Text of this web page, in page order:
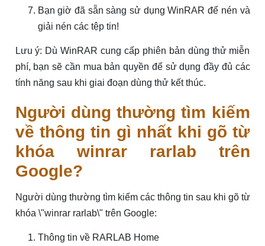
Bạn giờ đã sẵn sàng sử dụng WinRAR để nén và
giải nén các tệp tin!
Lưu ý: Dù WinRAR cung cấp phiên bản dùng thử miễn
phí, bạn sẽ cần mua bản quyền để sử dụng đầy đủ các
tính năng sau khi giai đoạn dùng thử kết thúc.
Người dùng thường tìm kiếm
về thông tin gì nhất khi gõ từ
khóa winrar rarlab trên
Google?
Người dùng thường tìm kiếm các thông tin sau khi gõ từ
khóa \"winrar rarlab\" trên Google:
Thông tin về RARLAB Home